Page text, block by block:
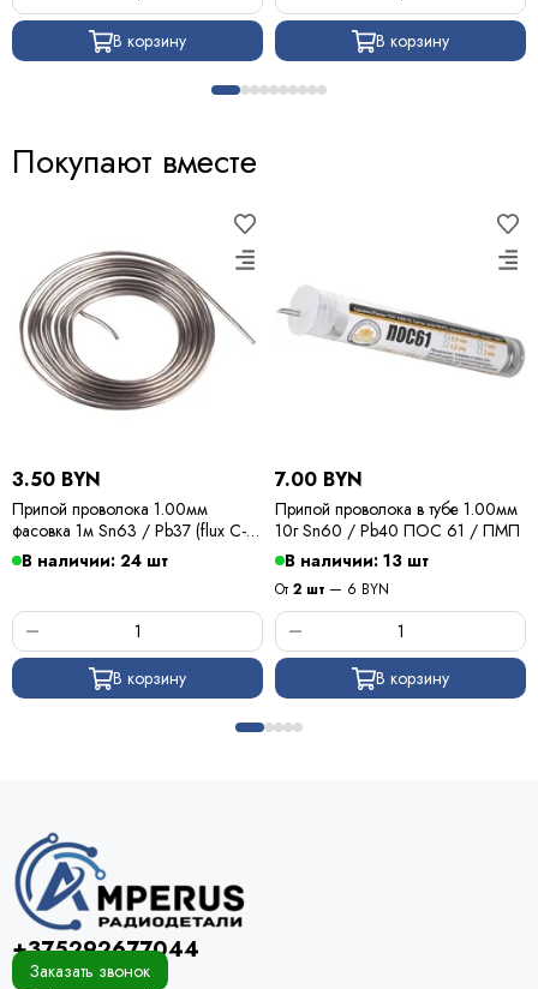
В корзину В корзину
Покупают вместе
3.50 BYN
Припой проволока 1.00мм
фасовка 1м Sn63 / Pb37 (flux C-6)
ПОС 63 / Kewei
В наличии: 24 шт
В корзину
7.00 BYN
Припой проволока в тубе 1.00мм
10г Sn60 / Pb40 ПОС 61 / ПМП
В наличии: 13 шт
От2 шт — 6 BYN
В корзину
+375292677044
Заказать звонок